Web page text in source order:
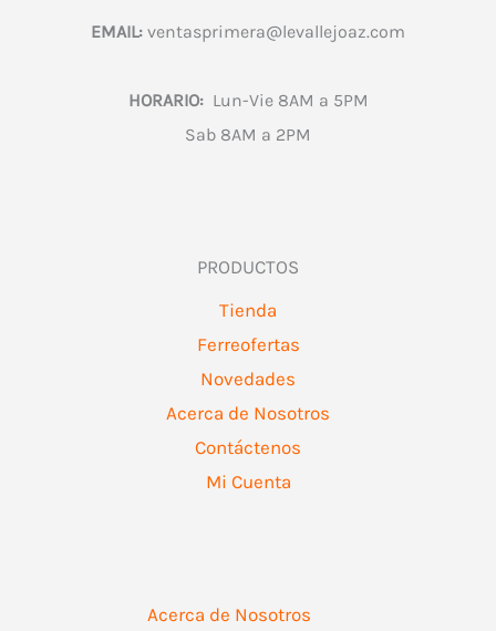
EMAIL: ventasprimera@levallejoaz.com
HORARIO:Lun-Vie 8AM a 5PM
Sab 8AM a 2PM
PRODUCTOS
Tienda
Ferreofertas
Novedades
Acerca de Nosotros
Contáctenos
Mi Cuenta
Acerca de Nosotros